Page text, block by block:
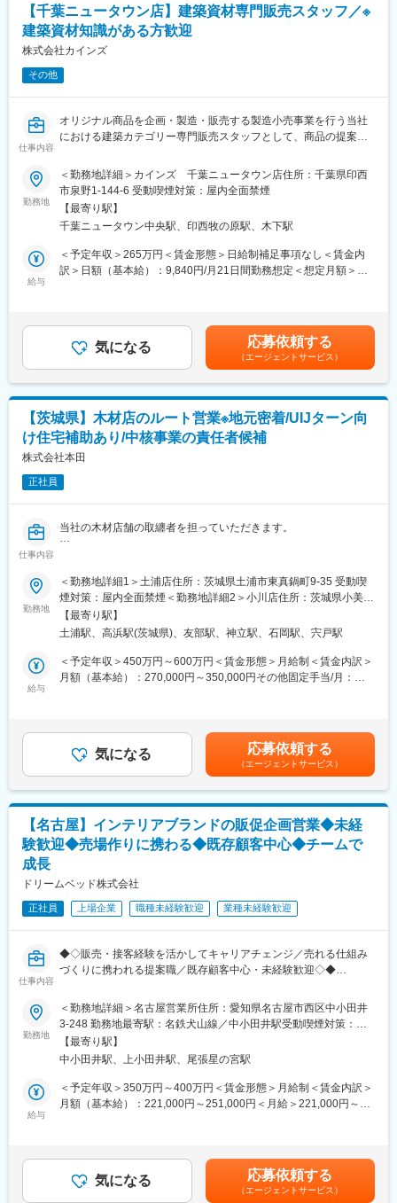
変更の範囲：会社の定める業務
【業務の特徴】
・会社としては年2件の用地仕入れを目標としており、各メンバー
には年1件の仕入れを目標に業務に取り組んでいただきます。
・当社の仕入れ担当は、用地仕入れ業務に留まらず核となる大型
テナントの誘致までを担当します。（中小テナントは別部署にて
誘致）
【配属先について】
SC開発部土地仕入課には、統括部長、用地仕入れ担当5名
【当社について】
・当社は現在国内に17か所の近隣型SCの開発、運営、管理を行っ
ております。2024年度以降順次開設していきます。それ以降も本
・当社が目指すものは快適性、利便性、環境性のある空間を創造
し、顧客の生活を便利に、豊かにするための支援をすることで
はあくまでも目安の金額であり、選考を通じて上下する可能性が
あります。月給(月額)は固定手当を含めた表記です。
【千葉ニュータウン店】建築資材専門販売スタッフ／※
建築資材知識がある方歓迎
株式会社カインズ
その他
仕事内容
オリジナル商品を企画・製造・販売する製造小売事業を行う当社
における建築カテゴリー専門販売スタッフとして、商品の提案や
い暮らしをサポートしていただきます。
・木材の積み込みやお客様が要望するサイズへのカット作業等の
実施
・フォークリフト等を使用しての木材等の品だし
・プロや一般の方等、幅広いお客様のニーズに対する接客対応
・その他レジ／品だし／発注等建築資材の販売における全ての業
務
困りごとやお客様のニーズ実現の為に積極的な会話を意識してい
ます。
■売場づくりは新たな楽しさの発見：季節ごとのお客様のニーズを
を受賞している魅力的なオリジナル商品が多く、種類も充実。し
かも低価格だからお客様に自信を持ってご提供できます。
■メディアで話題沸騰のカインズのITを駆使した店舗作り。今後も
ITを使ってこれまでにない店頭体験を提供していきます。お客様
の買い物が便利になっていくことを日々感じられる環境です。
■再雇用で安心して働けます：定年は65歳ですが、それ以降は区
分が変わり、最長70歳まで働くことができます。長期にわたって
活躍することができます。※区分によって異なります。
■当社の魅力：「常に良いものを低価格で提供すること」をモット
から生活必需品、衣料、家具、ペット、園芸などの多彩な商品構
成を持っており、トータルなライフスタイルの提案を行う当社で
は、製造を委託した海外工場とも綿密な連携をとり、品質管理に
は徹底的にこだわっています。
勤務地
＜勤務地詳細＞カインズ 千葉ニュータウン店住所：千葉県印西
市泉野1-144-6 受動喫煙対策：屋内全面禁煙
【最寄り駅】
千葉ニュータウン中央駅、印西牧の原駅、木下駅
給与
＜予定年収＞265万円＜賃金形態＞日給制補足事項なし＜賃金内
訳＞日額（基本給）：9,840円/月21日間勤務想定＜想定月額＞
／月1級建築士：30,000円2級建築士：10,000円1級建築施工管理
技士：20,000円2級建築施工管理技士：10,000円賃金はあくまで
も目安の金額であり、選考を通じて上下する可能性があります。
月給(月額)は固定手当を含めた表記です。
気になる 応募依頼する
（エージェントサービス）
【茨城県】木材店のルート営業※地元密着/UIJターン向
け住宅補助あり/中核事業の責任者候補
株式会社本田
正社員
仕事内容
当社の木材店舗の取纏者を担っていただきます。
同社、木材店の次長候補として、新規開拓の戦略立案、仕入れ
（価格交渉）において力を発揮していただけることを期待してい
ます。
また、プレイヤーとして地場工務店社長・中小ビルダーの社長に
対して営業を行って頂きます。担当の取引先は60社程度で、訪問
エリアは茨城県内の顧客がメインです。
勤務地
＜勤務地詳細1＞土浦店住所：茨城県土浦市東真鍋町9-35 受動喫
煙対策：屋内全面禁煙＜勤務地詳細2＞小川店住所：茨城県小美玉
市高崎1861-9 受動喫煙対策：屋内全面禁煙＜勤務地詳細3＞友部
店住所：茨城県笠間市住吉1566-21 受動喫煙対策：屋内全面禁煙
【最寄り駅】
土浦駅、高浜駅(茨城県)、友部駅、神立駅、石岡駅、宍戸駅
給与
＜予定年収＞450万円～600万円＜賃金形態＞月給制＜賃金内訳＞
月額（基本給）：270,000円～350,000円その他固定手当/月：
金額であり、選考を通じて上下する可能性があります。月給(月額)
は固定手当を含めた表記です。
気になる 応募依頼する
（エージェントサービス）
【名古屋】インテリアブランドの販促企画営業◆未経
験歓迎◆売場作りに携わる◆既存顧客中心◆チームで
成長
ドリームベッド株式会社
正社員 上場企業 職種未経験歓迎 業種未経験歓迎
仕事内容
◆◇販売・接客経験を活かしてキャリアチェンジ／売れる仕組み
づくりに携われる提案職／既存顧客中心・未経験歓迎◇◆
★販売経験や接客経験を活かしながら営業スキルを身につけられ
る環境です。
★単なる商品提案ではなく、売場づくりや販促企画など「売れる
仕組み」を考える面白さがあります。
★既存顧客との長期的な関係構築が中心で、チームで協力しなが
ら成長できる風土が根付いています。
商品を紹介するだけではなく、お客様が商品を手に取りたくなる
売場づくりや販促施策を考え、店舗ごとの課題解決に取り組むポ
勤務地
＜勤務地詳細＞名古屋営業所住所：愛知県名古屋市西区中小田井
3-248 勤務地最寄駅：名鉄犬山線／中小田井駅受動喫煙対策：敷
地内全面禁煙変更の範囲：会社の定める事業所
【最寄り駅】
中小田井駅、上小田井駅、尾張星の宮駅
給与
＜予定年収＞350万円～400万円＜賃金形態＞月給制＜賃金内訳＞
月額（基本給）：221,000円～251,000円＜月給＞221,000円～
力を考慮し決定します。■賞与とは別に成果インセンティブがござ
います（年2回）。0円～260,000円の支給あり※役職・評価によっ
て変動いたします。賃金はあくまでも目安の金額であり、選考を
気になる 応募依頼する
（エージェントサービス）